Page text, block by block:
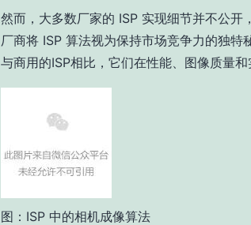
然而，大多数厂家的 ISP 实现细节并不公开
厂商将 ISP 算法视为保持市场竞争力的独特
与商用的ISP相比，它们在性能、图像质量和
图：ISP 中的相机成像算法